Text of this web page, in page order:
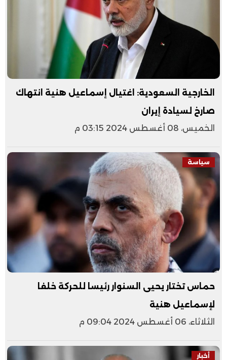
الخارجية السعودية: اغتيال إسماعيل هنية انتهاك
صارخ لسيادة إيران
الخميس، 08 أغسطس 2024 03:15 م
سياسة
حماس تختار يحيى السنوار رئيسا للحركة خلفا
لإسماعيل هنية
الثلاثاء، 06 أغسطس 2024 09:04 م
أخبار